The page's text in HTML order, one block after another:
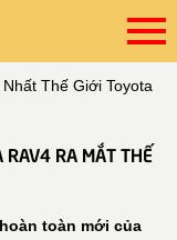
Thế Giới Toyota
RAV4 RA MẮT THẾ
toàn mới của